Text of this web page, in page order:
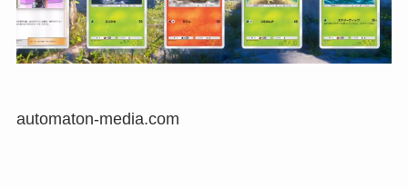
automaton-media.com